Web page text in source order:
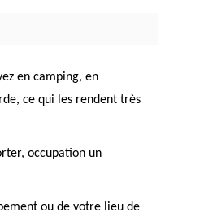
en camping, en
ce qui les rendent très
occupation un
ou de votre lieu de